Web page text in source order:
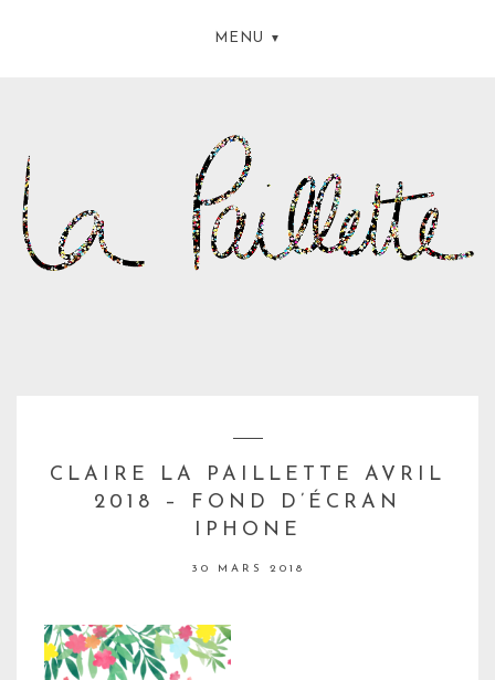
MENU
CLAIRE LA PAILLETTE AVRIL
2018 – FOND D’ÉCRAN
IPHONE
30 MARS 2018